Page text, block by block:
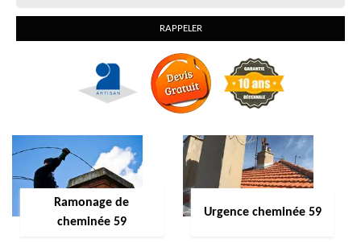
Ramonage de
cheminée 59
Urgence cheminée 59